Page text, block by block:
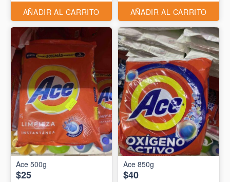
AÑADIR AL CARRITO AÑADIR AL CARRITO
Ace 500g
$25
Ace 850g
$40